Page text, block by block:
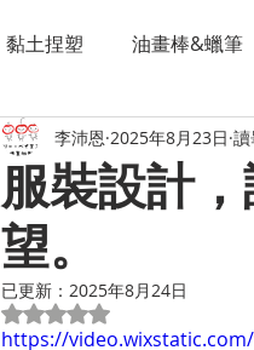
黏土捏塑 油畫棒&蠟筆
服裝設計
望。
李沛恩 2025年8月23日
已更新： 2025年8月24日
評等為 NaN（最高為 5 顆
https://